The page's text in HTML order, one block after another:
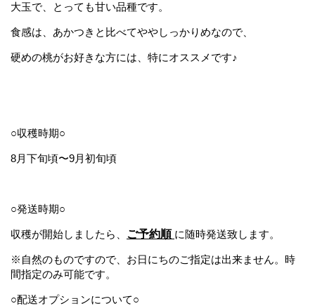
大玉で、とっても甘い品種です。
食感は、あかつきと比べてややしっかりめなので、
硬めの桃がお好きな方には、特にオススメです♪
○収穫時期○
8月下旬頃〜9月初旬頃
○発送時期○
収穫が開始しましたら、 ご予約順 に随時発送致します。
※ 自然のものですので、お日にちのご指定は出来ません。時
間指定のみ可能です。
○配送オプションについて○